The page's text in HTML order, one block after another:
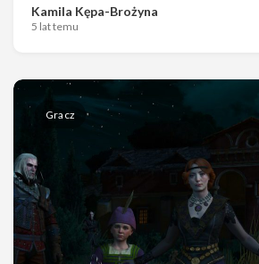
Kamila Kępa-Brożyna
5 lat temu
Gracz